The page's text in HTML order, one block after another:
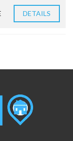
DETAILS